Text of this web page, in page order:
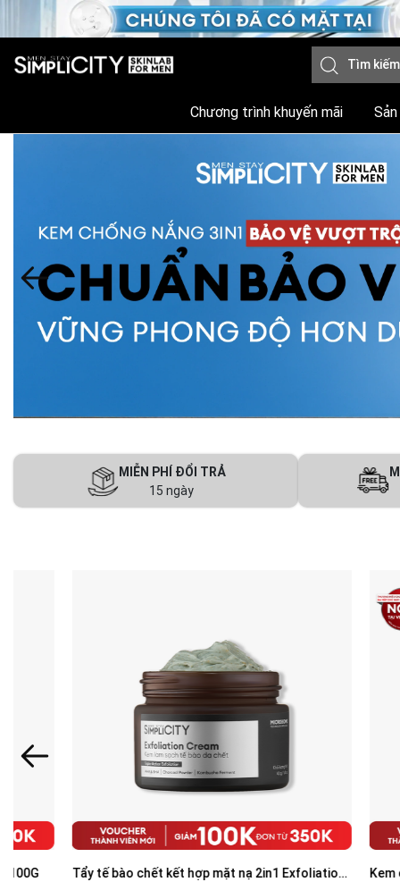
Chương trình khuyến mãi
MIỄN PHÍ ĐỔI TRẢ
15 ngày
Tẩy tế bào chết kết hợp mặt nạ 2in1 Exfoliation
Kem chống